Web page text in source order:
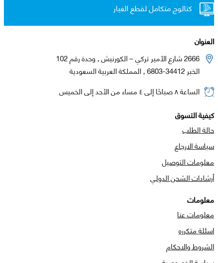
كتالوج متكامل لقطع الغيار
العنوان
2666 شارع الأمير تركي – الكورنيش , وحدة رقم 102
الخبر 34412-6803 , المملكة العربية السعودية
الساعة ٨ صباحًا إلى ٤ مساء من الأحد إلى الخميس
كيفية التسوق
حالة الطلب
سياسة الارجاع
معلومات التوصيل
أرشادات الشحن الدولي
معلومات
معلومات عنا
اسئلة متكرره
الشروط والاحكام